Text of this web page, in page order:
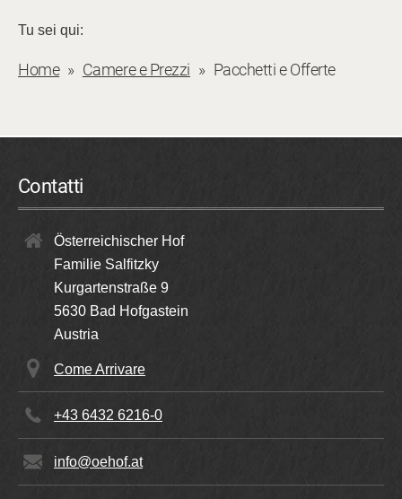
Tu sei qui:
Home Camere e Prezzi Pacchetti e Offerte
Contatti
Österreichischer Hof
Familie Salfitzky
Kurgartenstraße 9
5630 Bad Hofgastein
Austria
Come Arrivare
+43 6432 6216-0
info@oehof.at